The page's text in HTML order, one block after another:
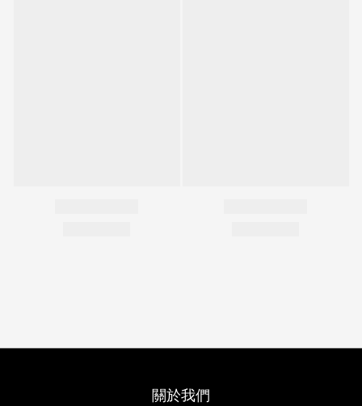
關於我們